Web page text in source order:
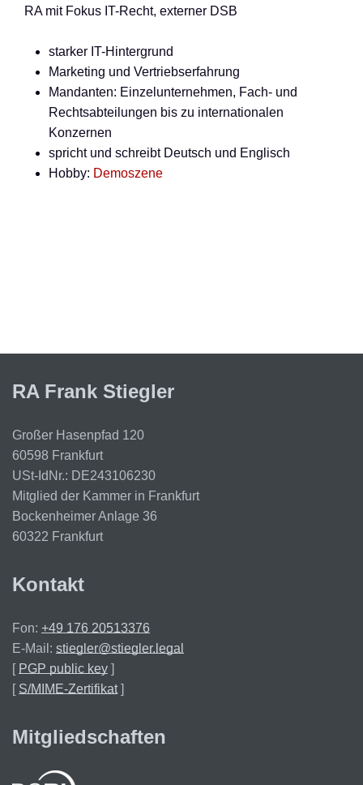
RA mit Fokus IT-Recht, externer DSB
starker IT-Hintergrund
Marketing und Vertriebserfahrung
Mandanten: Einzelunternehmen, Fach- und
Rechtsabteilungen bis zu internationalen
Konzernen
spricht und schreibt Deutsch und Englisch
Hobby: Demoszene
RA Frank Stiegler
Großer Hasenpfad 120
60598 Frankfurt
USt-IdNr.: DE243106230
Mitglied der Kammer in Frankfurt
Bockenheimer Anlage 36
60322 Frankfurt
Kontakt
Fon: +49 176 20513376
E-Mail: stiegler@stiegler.legal
[ PGP public key ]
[ S/MIME-Zertifikat]
Mitgliedschaften